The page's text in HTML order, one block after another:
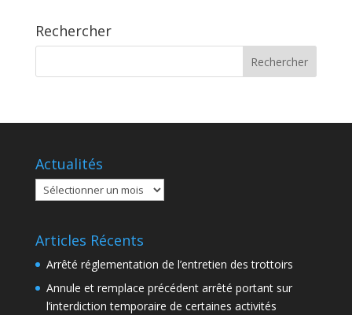
Rechercher
Actualités
Actualités
Articles Récents
Arrêté réglementation de l’entretien des trottoirs
Annule et remplace précédent arrêté portant sur
l’interdiction temporaire de certaines activités